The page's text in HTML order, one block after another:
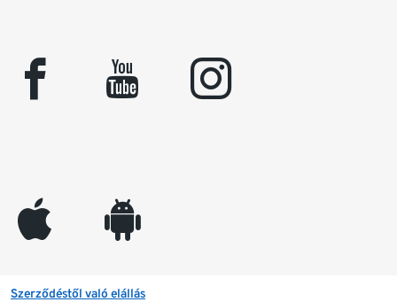
facebook youtube instagram
appleinc android
Szerződéstől való elállás